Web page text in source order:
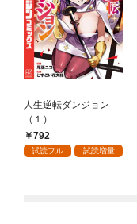
人生逆転ダンジョン
（１）
792
試読フル 試読増量